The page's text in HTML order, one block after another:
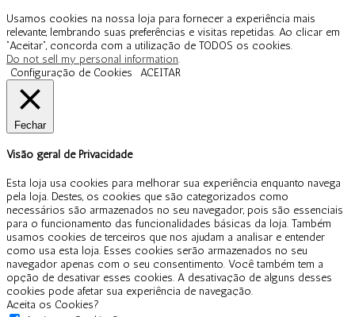
Usamos cookies na nossa loja para fornecer a experiência mais
relevante, lembrando suas preferências e visitas repetidas. Ao clicar em
“Aceitar”, concorda com a utilização de TODOS os cookies.
Do not sell my personal information.
Configuração de Cookies
ACEITAR
Fechar
Visão geral de Privacidade
Esta loja usa cookies para melhorar sua experiência enquanto navega
pela loja. Destes, os cookies que são categorizados como
necessários são armazenados no seu navegador, pois são essenciais
para o funcionamento das funcionalidades básicas da loja. Também
usamos cookies de terceiros que nos ajudam a analisar e entender
como usa esta loja. Esses cookies serão armazenados no seu
navegador apenas com o seu consentimento. Você também tem a
opção de desativar esses cookies. A desativação de alguns desses
cookies pode afetar sua experiência de navegação.
Aceita os Cookies?